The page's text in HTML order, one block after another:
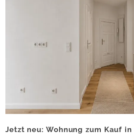
Jetzt neu: Wohnung zum Kauf